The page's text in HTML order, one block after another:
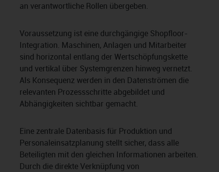
an verantwortliche Rollen übergeben.
Voraussetzung ist eine durchgängige Shopfloor-
Integration. Maschinen, Anlagen und Mitarbeiter
sind horizontal entlang der Wertschöpfungskette
und vertikal über Systemgrenzen hinweg vernetzt.
Als Konsequenz werden in den Datenströmen die
relevanten Prozessschritte abgebildet und
Abhängigkeiten sichtbar gemacht.
Eine zentrale Datenbasis für Produktion und
Personaleinsatzplanung stellt sicher, dass alle
Beteiligten mit den gleichen Informationen arbeiten.
Durch die direkte Verknüpfung von